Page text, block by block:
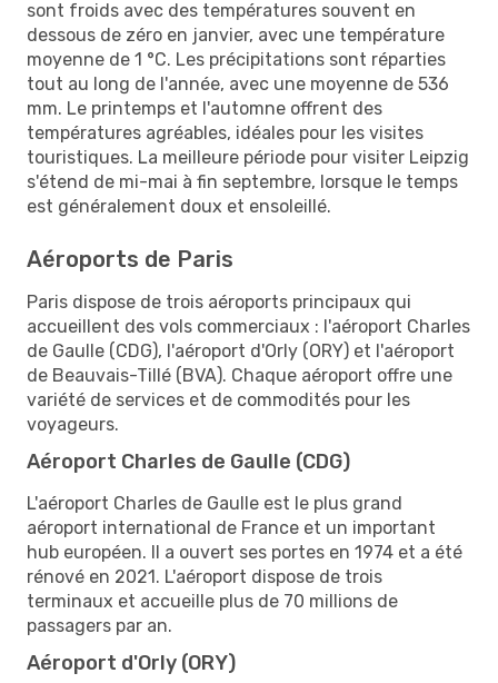
sont froids avec des températures souvent en
dessous de zéro en janvier, avec une température
moyenne de 1 °C. Les précipitations sont réparties
tout au long de l'année, avec une moyenne de 536
mm. Le printemps et l'automne offrent des
températures agréables, idéales pour les visites
touristiques. La meilleure période pour visiter Leipzig
s'étend de mi-mai à fin septembre, lorsque le temps
est généralement doux et ensoleillé.
Aéroports de Paris
Paris dispose de trois aéroports principaux qui
accueillent des vols commerciaux : l'aéroport Charles
de Gaulle (CDG), l'aéroport d'Orly (ORY) et l'aéroport
de Beauvais-Tillé (BVA). Chaque aéroport offre une
variété de services et de commodités pour les
voyageurs.
Aéroport Charles de Gaulle (CDG)
L'aéroport Charles de Gaulle est le plus grand
aéroport international de France et un important
hub européen. Il a ouvert ses portes en 1974 et a été
rénové en 2021. L'aéroport dispose de trois
terminaux et accueille plus de 70 millions de
passagers par an.
Aéroport d'Orly (ORY)